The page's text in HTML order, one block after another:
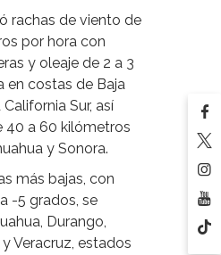
rachas de viento de
por hora con
y oleaje de 2 a 3
en costas de Baja
Sur, así
40 a 60 kilómetros
y Sonora.
más bajas, con
-5 grados, se
Durango,
Veracruz, estados